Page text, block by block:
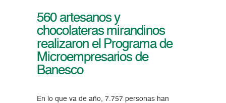
560 artesanos y
chocolateras mirandinos
realizaron el Programa de
Microempresarios de
Banesco
En lo que va de año, 7.757 personas han